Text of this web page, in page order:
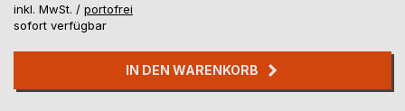
inkl. MwSt. / portofrei
sofort verfügbar
IN DEN WARENKORB